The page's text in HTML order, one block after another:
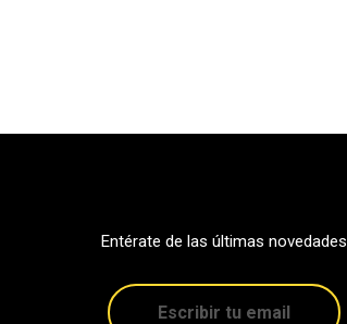
Entérate de las últimas novedades